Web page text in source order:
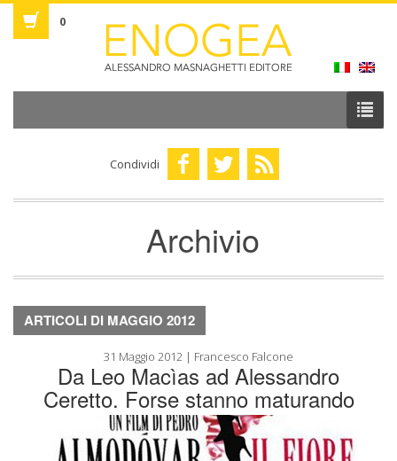
0
Condividi
Archivio
ARTICOLI DI MAGGIO 2012
31 Maggio 2012 | Francesco Falcone
Da Leo Macìas ad Alessandro
Ceretto. Forse stanno maturando